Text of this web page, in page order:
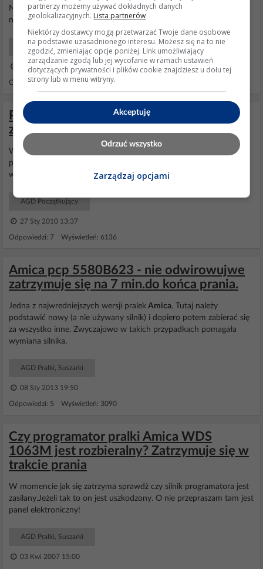
Nie wiem gdzie mieszkasz ale wydaje mi się że ze 150 pln co
najmniej
AGD Pralki, Suszarki
02 Paź 2005 16:34
Odpowiedzi: 11 Wyświetleń: 7601
Pralka Amica PA 55 60A411 - 5 mrugnięć,
zatrzymuje się przy wypompowaniu
Witam ponieważ ten błąd nie jest decydujący o praniu tak założył
producent sprawdź grzałkę na(przerwę i upływność) raczej do
wymiany
AGD Początkujący
27 Sty 2010 13:37
Odpowiedzi: 7 Wyświetleń: 6136
Amica pcp 5580B623 - nie odwirowujwe
zatrzymuje się na 7 min.do końca prania.
Jedna z najwredniejszych wersji pralek Amica. Tutaj należy
podstawić nowy (a nie używany silnik) i dopiero potem zabierać się
za wszystko inne. Zwyczajowo w takich przypadkach pomagała
wymiana silnika.
AGD Pralki, Suszarki
08 Sty 2013 19:50
Odpowiedzi: 5 Wyświetleń: 3090
Czy programator pralki Amica WDS
1063M jest rozbieralny? Zatrzymuje się w
trakcie prania
W momencie jak się zatrzyma sprawdż czy silnik programatora jest
zasilany.Jeżeli tak to on jest uszkodzony. O nie przepraszam tam jest
panel elektroniczny!
AGD Pralki, Suszarki
03 Kwi 2007 15:00
partnerzy możemy używać dokładnych danych
geolokalizacyjnych. Lista partnerów
Niektórzy dostawcy mogą przetwarzać Twoje dane osobowe
na podstawie uzasadnionego interesu. Możesz się na to nie
zgodzić, zmieniając opcje poniżej. Link umożliwiający
zarządzanie zgodą lub jej wycofanie w ramach ustawień
dotyczących prywatności i plików cookie znajdziesz u dołu tej
strony lub w menu witryny.
Akceptuję
Odrzuć wszystko
Zarządzaj opcjami